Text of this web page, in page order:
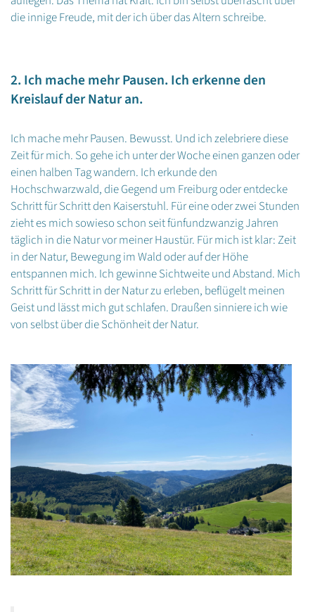
die innige Freude, mit der ich über das Altern schreibe.
2. Ich mache mehr Pausen. Ich erkenne den
Kreislauf der Natur an.
Ich mache mehr Pausen. Bewusst. Und ich zelebriere diese
Zeit für mich. So gehe ich unter der Woche einen ganzen oder
einen halben Tag wandern. Ich erkunde den
Hochschwarzwald, die Gegend um Freiburg oder entdecke
Schritt für Schritt den Kaiserstuhl. Für eine oder zwei Stunden
zieht es mich sowieso schon seit fünfundzwanzig Jahren
täglich in die Natur vor meiner Haustür. Für mich ist klar: Zeit
in der Natur, Bewegung im Wald oder auf der Höhe
entspannen mich. Ich gewinne Sichtweite und Abstand. Mich
Schritt für Schritt in der Natur zu erleben, beflügelt meinen
Geist und lässt mich gut schlafen. Draußen sinniere ich wie
von selbst über die Schönheit der Natur.